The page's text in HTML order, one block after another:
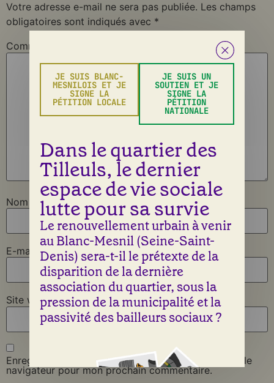
Votre adresse e-mail ne sera pas publiée. Les champs
obligatoires sont indiqués avec *
Commentaire
Nom
E-mail *
Site web
Enregistrer mon nom, mon e-mail et mon site dans le
navigateur pour mon prochain commentaire.
JE SUIS BLANC-
MESNILOIS ET JE
SIGNE LA
PÉTITION LOCALE
JE SUIS UN
SOUTIEN ET JE
SIGNE LA
PÉTITION
NATIONALE
Dans le quartier des
Tilleuls, le dernier
espace de vie sociale
lutte pour sa survie
Le renouvellement urbain à venir
au Blanc-Mesnil (Seine-Saint-
Denis) sera-t-il le prétexte de la
disparition de la dernière
association du quartier, sous la
pression de la municipalité et la
passivité des bailleurs sociaux ?